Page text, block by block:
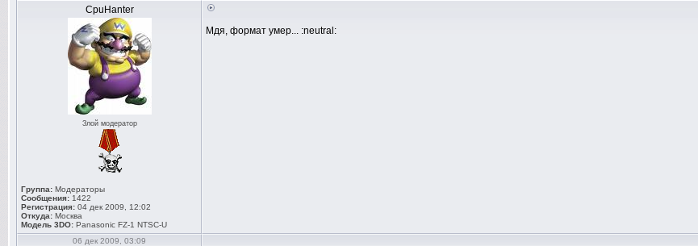
CpuHanter
Злой модератор
Группа: Модераторы
Сообщения: 1422
Регистрация: 04 дек 2009, 12:02
Откуда: Москва
Модель 3DO: Panasonic FZ-1 NTSC-U
Мдя, формат умер... :neutral:
06 дек 2009, 03:09